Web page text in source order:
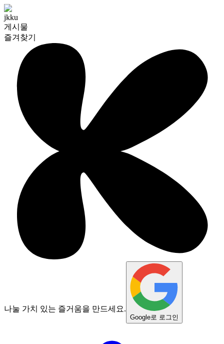
jkku
게시물
즐겨찾기
나눌 가치 있는 즐거움을 만드세요.
Google로 로그인